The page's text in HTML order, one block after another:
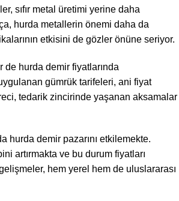
sıfır metal üretimi yerine daha
hurda metallerin önemi daha da
etkisini de gözler önüne seriyor.
hurda demir fiyatlarında
gümrük tarifeleri, ani fiyat
tedarik zincirinde yaşanan aksamalar
hurda demir pazarını etkilemekte.
artırmakta ve bu durum fiyatları
hem yerel hem de uluslararası